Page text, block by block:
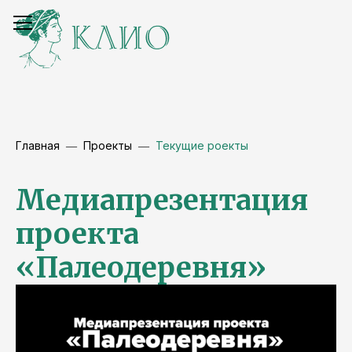
Главная Проекты Текущие роекты
Медиапрезентация
проекта
«Палеодеревня»